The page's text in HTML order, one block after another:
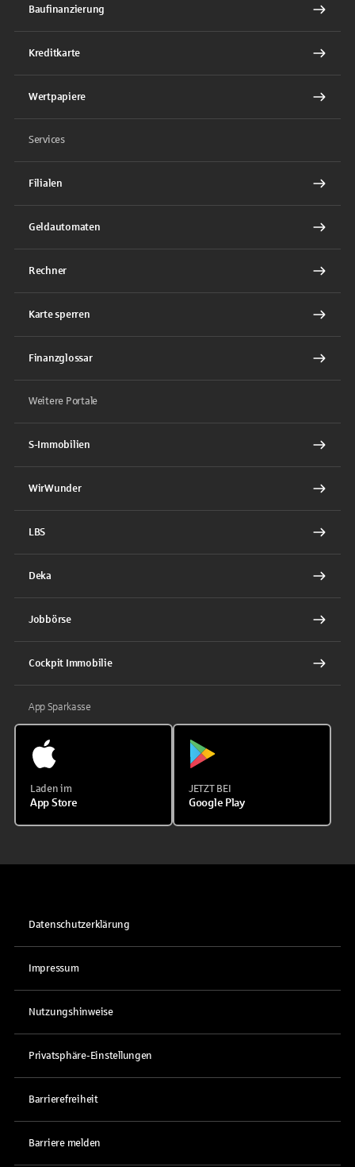
Baufinanzierung
Kreditkarte
Wertpapiere
Services
Filialen
Geldautomaten
Rechner
Karte sperren
Finanzglossar
Weitere Portale
S-Immobilien
WirWunder
LBS
Deka
Jobbörse
Cockpit Immobilie
App Sparkasse
Laden im
App Store
JETZT BEI
Google Play
Datenschutzerklärung
Impressum
Nutzungshinweise
Privatsphäre-Einstellungen
Barrierefreiheit
Barriere melden